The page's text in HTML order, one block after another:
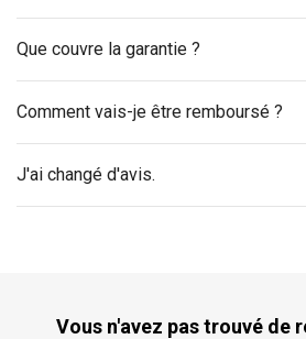
Que couvre la garantie ?
Comment vais-je être remboursé ?
J'ai changé d'avis.
Vous n'avez pas trouvé de